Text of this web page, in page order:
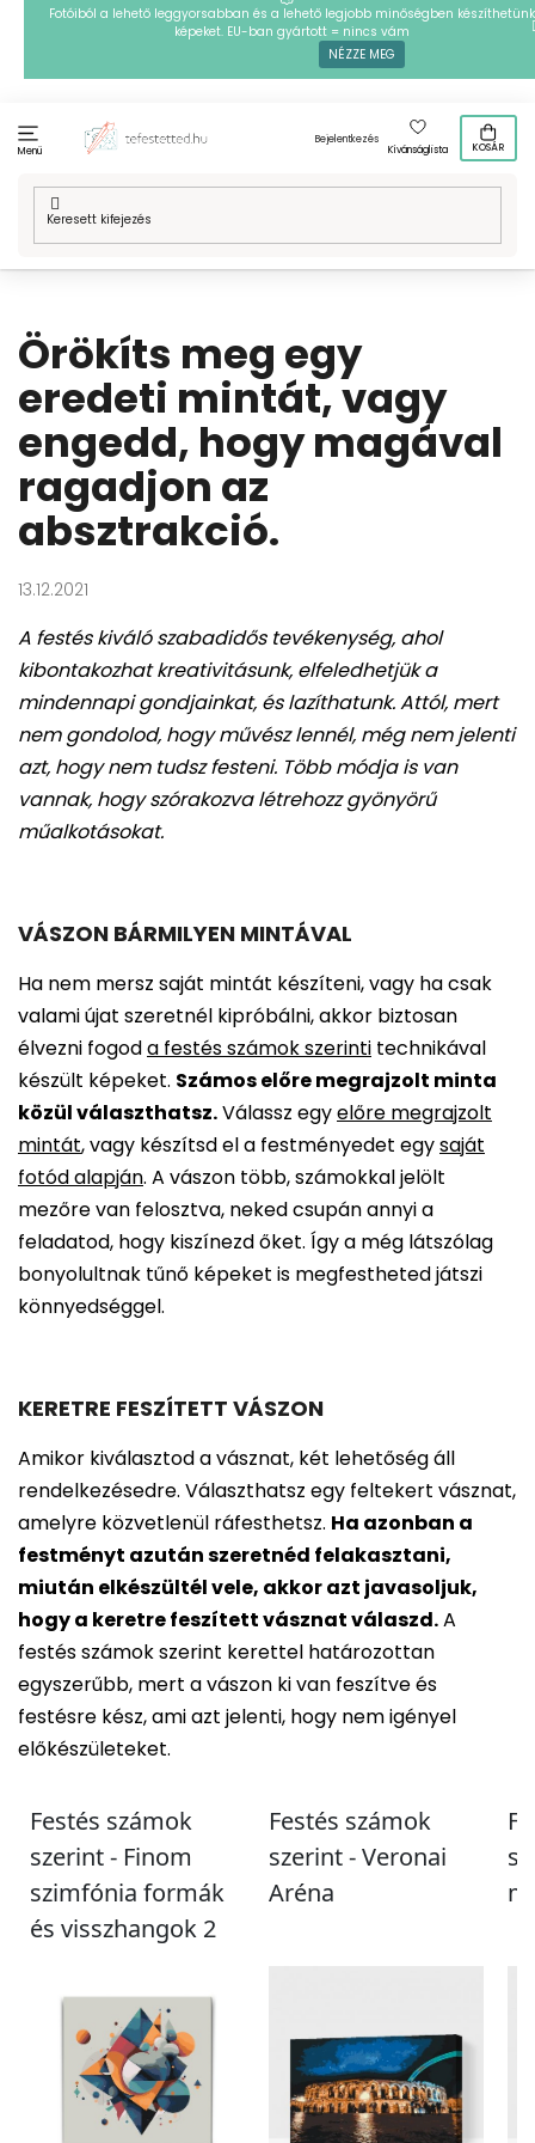
Ugrás
tartalomhoz
Fotóiból a lehető leggyorsabban és a lehető legjobb minőségben készíthetünk
képeket. EU-ban gyártott = nincs vám
NÉZZE MEG
Menü
Bejelentkezés
Kívánságlista
KOSÁR
Kezdőlap
Cikkek / Örökíts meg egy eredeti mintát, vagy engedd,
Örökíts meg egy
eredeti mintát, vagy
engedd, hogy magával
ragadjon az
absztrakció.
13.12.2021
A festés kiváló szabadidős tevékenység, ahol
kibontakozhat kreativitásunk, elfeledhetjük a
mindennapi gondjainkat, és lazíthatunk. Attól, mert
nem gondolod, hogy művész lennél, még nem jelenti
azt, hogy nem tudsz festeni. Több módja is van
vannak, hogy szórakozva létrehozz gyönyörű
műalkotásokat.
VÁSZON BÁRMILYEN MINTÁVAL
Ha nem mersz saját mintát készíteni, vagy ha csak
valami újat szeretnél kipróbálni, akkor biztosan
élvezni fogoda festés számok szerinti technikával
készült képeket. Számos előre megrajzolt minta
közül választhatsz.Válassz egyelőre megrajzolt
mintát, vagy készítsd el a festményedet egysaját
fotód alapján. A vászon több, számokkal jelölt
mezőre van felosztva, neked csupán annyi a
feladatod, hogy kiszínezd őket. Így a még látszólag
bonyolultnak tűnő képeket is megfestheted játszi
könnyedséggel.
KERETRE FESZÍTETT VÁSZON
Amikor kiválasztod a vásznat, két lehetőség áll
rendelkezésedre. Választhatsz egy feltekert vásznat,
amelyre közvetlenül ráfesthetsz. Ha azonban a
festményt azután szeretnéd felakasztani,
miután elkészültél vele, akkor azt javasoljuk,
hogy a keretre feszített vásznat válaszd.A
festés számok szerint kerettel határozottan
egyszerűbb, mert a vászon ki van feszítve és
festésre kész, ami azt jelenti, hogy nem igényel
előkészületeket.